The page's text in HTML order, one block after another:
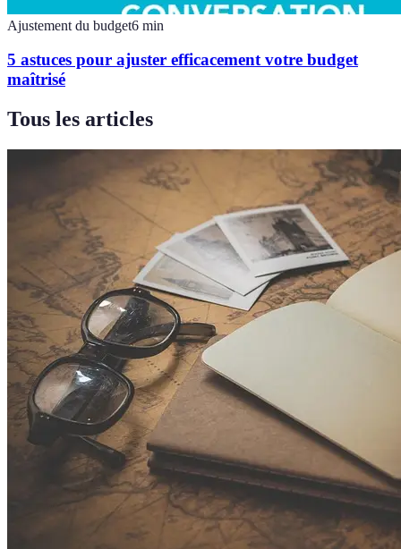
Ajustement du budget6 min
5 astuces pour ajuster efficacement votre budget
maîtrisé
Tous les articles